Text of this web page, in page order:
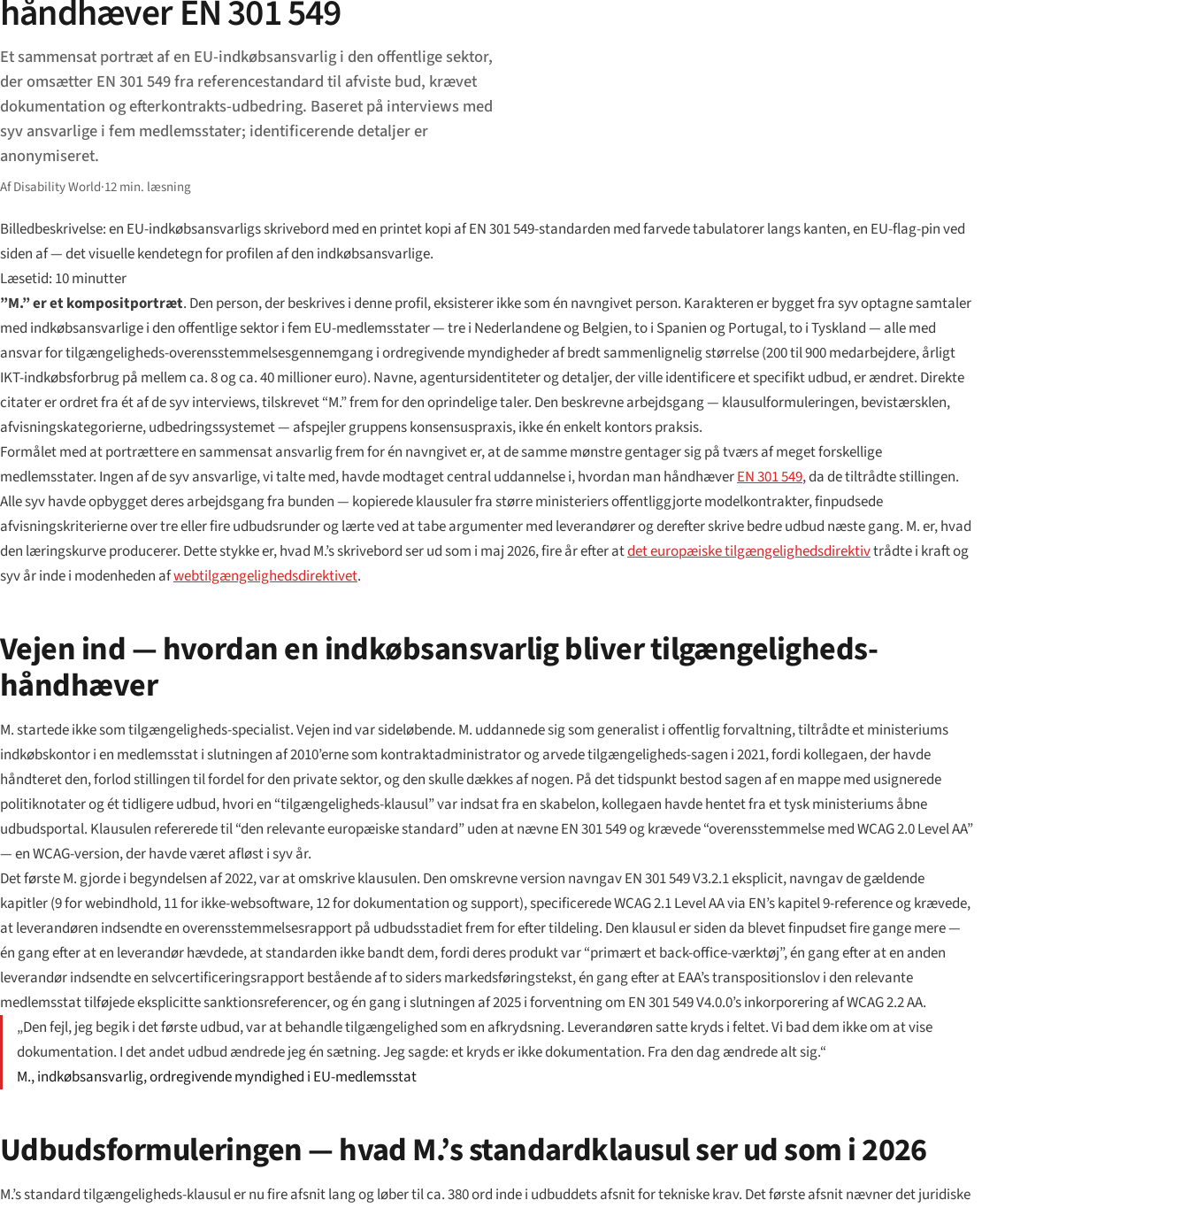
håndhæver EN 301 549
Et sammensat portræt af en EU-indkøbsansvarlig i den offentlige sektor,
der omsætter EN 301 549 fra referencestandard til afviste bud, krævet
dokumentation og efterkontrakts-udbedring. Baseret på interviews med
syv ansvarlige i fem medlemsstater; identificerende detaljer er
anonymiseret.
Af Disability World·12 min. læsning
Billedbeskrivelse: en EU-indkøbsansvarligs skrivebord med en printet kopi af EN 301 549-standarden med farvede tabulatorer langs kanten, en EU-flag-pin ved
siden af — det visuelle kendetegn for profilen af den indkøbsansvarlige.
Læsetid: 10 minutter
”M.” er et kompositportræt. Den person, der beskrives i denne profil, eksisterer ikke som én navngivet person. Karakteren er bygget fra syv optagne samtaler
med indkøbsansvarlige i den offentlige sektor i fem EU-medlemsstater — tre i Nederlandene og Belgien, to i Spanien og Portugal, to i Tyskland — alle med
ansvar for tilgængeligheds-overensstemmelsesgennemgang i ordregivende myndigheder af bredt sammenlignelig størrelse (200 til 900 medarbejdere, årligt
IKT-indkøbsforbrug på mellem ca. 8 og ca. 40 millioner euro). Navne, agentursidentiteter og detaljer, der ville identificere et specifikt udbud, er ændret. Direkte
citater er ordret fra ét af de syv interviews, tilskrevet “M.” frem for den oprindelige taler. Den beskrevne arbejdsgang — klausulformuleringen, bevistærsklen,
afvisningskategorierne, udbedringssystemet — afspejler gruppens konsensuspraxis, ikke én enkelt kontors praksis.
Formålet med at portrættere en sammensat ansvarlig frem for én navngivet er, at de samme mønstre gentager sig på tværs af meget forskellige
medlemsstater. Ingen af de syv ansvarlige, vi talte med, havde modtaget central uddannelse i, hvordan man håndhæverEN 301 549, da de tiltrådte stillingen.
Alle syv havde opbygget deres arbejdsgang fra bunden — kopierede klausuler fra større ministeriers offentliggjorte modelkontrakter, finpudsede
afvisningskriterierne over tre eller fire udbudsrunder og lærte ved at tabe argumenter med leverandører og derefter skrive bedre udbud næste gang. M. er, hvad
den læringskurve producerer. Dette stykke er, hvad M.’s skrivebord ser ud som i maj 2026, fire år efter atdet europæiske tilgængelighedsdirektivtrådte i kraft og
syv år inde i modenheden afwebtilgængelighedsdirektivet.
Vejen ind — hvordan en indkøbsansvarlig bliver tilgængeligheds-
håndhæver
M. startede ikke som tilgængeligheds-specialist. Vejen ind var sideløbende. M. uddannede sig som generalist i offentlig forvaltning, tiltrådte et ministeriums
indkøbskontor i en medlemsstat i slutningen af 2010’erne som kontraktadministrator og arvede tilgængeligheds-sagen i 2021, fordi kollegaen, der havde
håndteret den, forlod stillingen til fordel for den private sektor, og den skulle dækkes af nogen. På det tidspunkt bestod sagen af en mappe med usignerede
politiknotater og ét tidligere udbud, hvori en “tilgængeligheds-klausul” var indsat fra en skabelon, kollegaen havde hentet fra et tysk ministeriums åbne
udbudsportal. Klausulen refererede til “den relevante europæiske standard” uden at nævne EN 301 549 og krævede “overensstemmelse med WCAG 2.0 Level AA”
— en WCAG-version, der havde været afløst i syv år.
Det første M. gjorde i begyndelsen af 2022, var at omskrive klausulen. Den omskrevne version navngav EN 301 549 V3.2.1 eksplicit, navngav de gældende
kapitler (9 for webindhold, 11 for ikke-websoftware, 12 for dokumentation og support), specificerede WCAG 2.1 Level AA via EN’s kapitel 9-reference og krævede,
at leverandøren indsendte en overensstemmelsesrapport på udbudsstadiet frem for efter tildeling. Den klausul er siden da blevet finpudset fire gange mere —
én gang efter at en leverandør hævdede, at standarden ikke bandt dem, fordi deres produkt var “primært et back-office-værktøj”, én gang efter at en anden
leverandør indsendte en selvcertificeringsrapport bestående af to siders markedsføringstekst, én gang efter at EAA’s transpositionslov i den relevante
medlemsstat tilføjede eksplicitte sanktionsreferencer, og én gang i slutningen af 2025 i forventning om EN 301 549 V4.0.0’s inkorporering af WCAG 2.2 AA.
„Den fejl, jeg begik i det første udbud, var at behandle tilgængelighed som en afkrydsning. Leverandøren satte kryds i feltet. Vi bad dem ikke om at vise
dokumentation. I det andet udbud ændrede jeg én sætning. Jeg sagde: et kryds er ikke dokumentation. Fra den dag ændrede alt sig.“
M., indkøbsansvarlig, ordregivende myndighed i EU-medlemsstat
Udbudsformuleringen — hvad M.’s standardklausul ser ud som i 2026
M.’s standard tilgængeligheds-klausul er nu fire afsnit lang og løber til ca. 380 ord inde i udbuddets afsnit for tekniske krav. Det første afsnit nævner det juridiske